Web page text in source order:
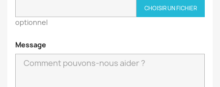
CHOISIR UN FICHIER
optionnel
Message